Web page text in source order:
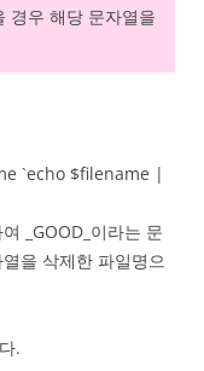
경우 해당 문자열을
`echo $filename |
_GOOD_이라는 문
을 삭제한 파일명으
.